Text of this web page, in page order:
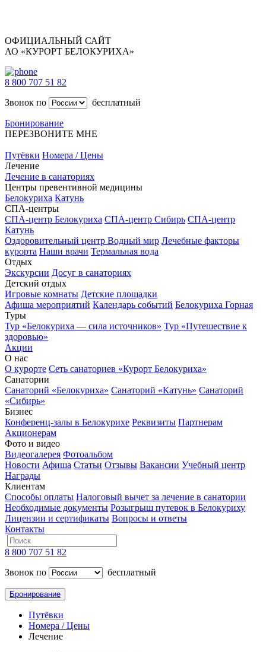
ОФИЦИАЛЬНЫЙ САЙТ
АО «КУРОРТ БЕЛОКУРИХА»
8 800 707 51 82
Звонок по
бесплатный
Бронирование
ПЕРЕЗВОНИТЕ МНЕ
Путёвки Номера / Цены
Лечение
Лечение в санаториях
Центры превентивной медицины
Белокуриха Катунь
СПА-центры
СПА-центр Белокуриха СПА-центр Сибирь СПА-центр
Катунь
Оздоровительный центр Водный мир Лечебные факторы
курорта Наши врачи Термальная вода
Отдых
Экскурсии Досуг в санаториях
Детский отдых
Игровые комнаты Детские площадки
Афиша мероприятий Календарь событий Белокуриха Горная
Туры
Тур «Белокуриха — сила источников» Тур «Путешествие к
здоровью»
Акции
О нас
О курорте Сеть санаториев «Курорт Белокуриха»
Санатории
Санаторий «Белокуриха» Санаторий «Катунь» Санаторий
«Сибирь»
Бизнес
Конференц-залы в Белокурихе Реквизиты Партнерам
Акционерам
Фото и видео
Видеогалерея Фотоальбом
Новости Афиша Статьи Отзывы Вакансии Учебный центр
Награды
Клиентам
Способы оплаты Налоговый вычет за лечение в санатории
Необходимые документы Розыгрыш путевок в Белокуриху
Лицензии и сертификаты Вопросы и ответы
Контакты
8 800 707 51 82
Звонок по
бесплатный
Бронирование
Путёвки
Номера / Цены
Лечение